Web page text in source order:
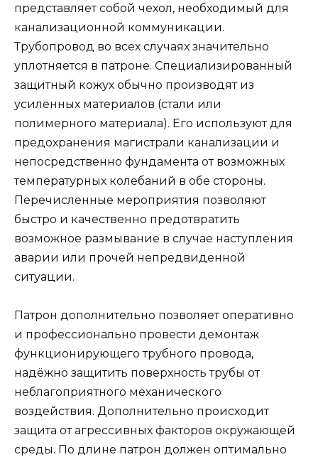
представляет собой чехол, необходимый для
канализационной коммуникации.
Трубопровод во всех случаях значительно
уплотняется в патроне. Специализированный
защитный кожух обычно производят из
усиленных материалов (стали или
полимерного материала). Его используют для
предохранения магистрали канализации и
непосредственно фундамента от возможных
температурных колебаний в обе стороны.
Перечисленные мероприятия позволяют
быстро и качественно предотвратить
возможное размывание в случае наступления
аварии или прочей непредвиденной
ситуации.
Патрон дополнительно позволяет оперативно
и профессионально провести демонтаж
функционирующего трубного провода,
надёжно защитить поверхность трубы от
неблагоприятного механического
воздействия. Дополнительно происходит
защита от агрессивных факторов окружающей
среды. По длине патрон должен оптимально